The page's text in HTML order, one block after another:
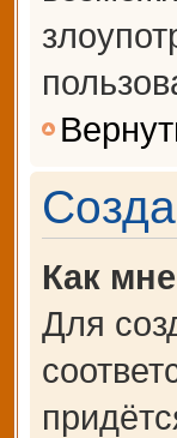
Как
Для